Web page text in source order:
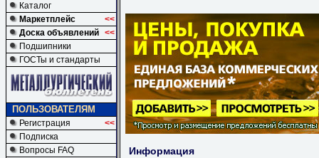
Каталог
Маркетплейс
<<
Доска объявлений <<
Подшипники
ГОСТы и стандарты
ПОЛЬЗОВАТЕЛЯМ
Регистрация
<<
Подписка
Вопросы FAQ
Информация